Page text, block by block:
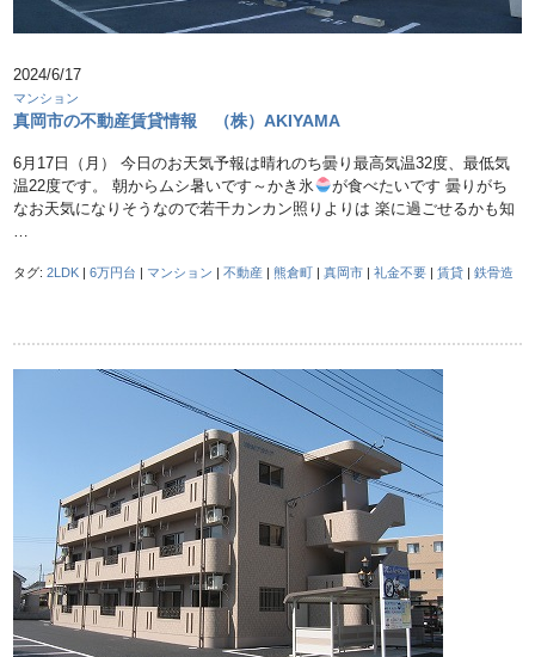
2024/6/17
マンション
真岡市の不動産賃貸情報 （株）AKIYAMA
6月17日（月） 今日のお天気予報は晴れのち曇り最高気温32度、最低気
温22度です。 朝からムシ暑いです～かき氷
が食べたいです 曇りがち
なお天気になりそうなので若干カンカン照りよりは 楽に過ごせるかも知
タグ:2LDK |6万円台 | マンション |不動産 |熊倉町 |真岡市 |礼金不要 |賃貸 |鉄骨造